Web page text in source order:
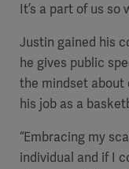
It’s a part of us so
Justin gained his
he gives public
the mindset
his job as a
“Embracing my
individual and if I